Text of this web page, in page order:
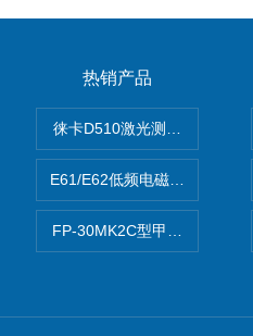
热销产品
徕卡D510激光测距仪
E61/E62低频电磁场强度分析
FP-30MK2C型甲醛检测仪